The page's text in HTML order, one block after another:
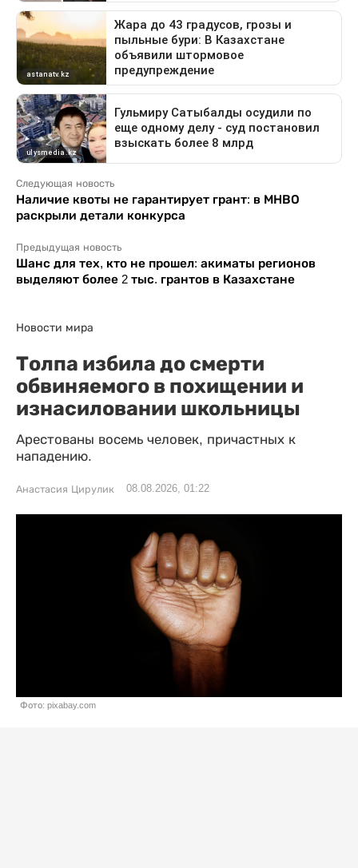
Следующая новость
Наличие квоты не гарантирует грант: в МНВО
раскрыли детали конкурса
Предыдущая новость
Шанс для тех, кто не прошел: акиматы регионов
выделяют более 2 тыс. грантов в Казахстане
Новости мира
Толпа избила до смерти
обвиняемого в похищении и
изнасиловании школьницы
Арестованы восемь человек, причастных к
нападению.
Анастасия Цирулик 08.08.2026, 01:22
Фото: pixabay.com